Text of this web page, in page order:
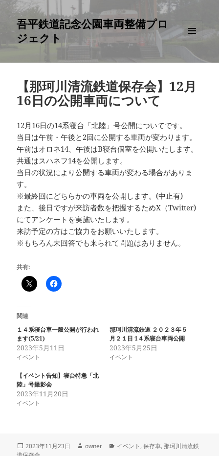
吾平鉄道記念公園車両整備プロ
ジェクト
ーとウ
ィジェ
【那珂川清流鉄道保存会】12月
16日の公開車両について
12月16日の14系寝台「北陸」号公開についてです。
当日は午前・午後と2回に公開する車両が変わります。
午前はオロネ14、午後はB寝台個室を公開いたします。
共通はスハネフ14を公開します。
当日の状況により公開する車両が変わる場合がありま
す。
※最終回にどちらかの車両を公開します。(中止有)
また、後日ですが来訪者数を把握するためX（Twitter)
にてアンケートを実施いたします。
来訪予定の方はご協力をお願いいたします。
※もちろん未回答でも来られて問題はありません。
共有:
関連
１４系寝台車一般公開が行われ
ます(5/21)
2023年5月11日
イベント
那珂川清流鉄道 ２０２３年５
月２１日 1４系寝台車両公開
2023年5月25日
イベント
【イベント告知】寝台特急「北
陸」号撮影会
2023年11月20日
イベント
投
2023年11月23日
作
owner
カ
イベント,保存車,那珂川清流鉄